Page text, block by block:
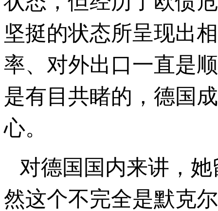
坚挺的状态所呈现出
率、对外出口一直是
是有目共睹的，德国
心。
对德国国内来讲，
然这个不完全是默克